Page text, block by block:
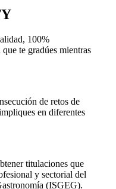
100%
te gradúes mientras
de retos de
en diferentes
titulaciones que
y sectorial del
(ISGEG).